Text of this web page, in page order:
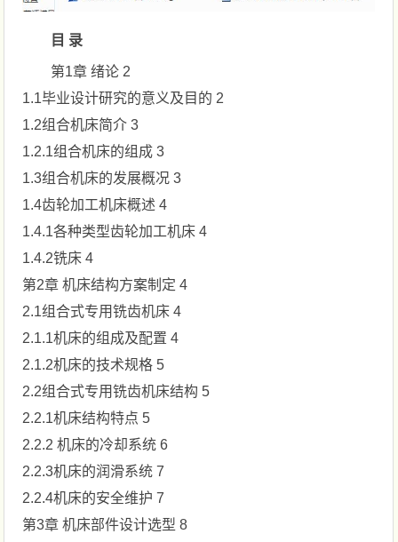
目 录
第1章 绪论 2
1.1毕业设计研究的意义及目的 2
1.2组合机床简介 3
1.2.1组合机床的组成 3
1.3组合机床的发展概况 3
1.4齿轮加工机床概述 4
1.4.1各种类型齿轮加工机床 4
1.4.2铣床 4
第2章 机床结构方案制定 4
2.1组合式专用铣齿机床 4
2.1.1机床的组成及配置 4
2.1.2机床的技术规格 5
2.2组合式专用铣齿机床结构 5
2.2.1机床结构特点 5
2.2.2 机床的冷却系统 6
2.2.3机床的润滑系统 7
2.2.4机床的安全维护 7
第3章 机床部件设计选型 8